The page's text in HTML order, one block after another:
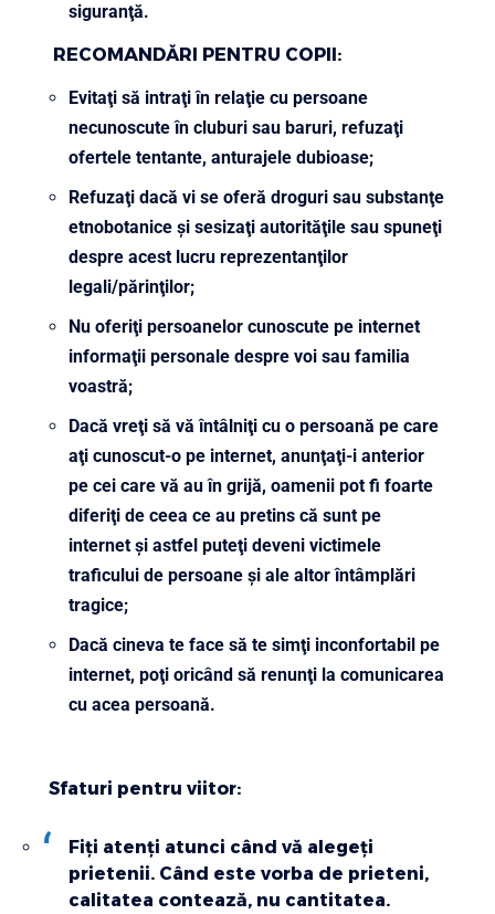
siguranţă.
RECOMANDĂRI PENTRU COPII:
Evitaţi să intraţi în relaţie cu persoane
necunoscute în cluburi sau baruri, refuzaţi
ofertele tentante, anturajele dubioase;
Refuzaţi dacă vi se oferă droguri sau substanţe
etnobotanice şi sesizaţi autorităţile sau spuneţi
despre acest lucru reprezentanţilor
legali/părinţilor;
Nu oferiţi persoanelor cunoscute pe internet
informaţii personale despre voi sau familia
voastră;
Dacă vreţi să vă întâlniţi cu o persoană pe care
aţi cunoscut-o pe internet, anunţaţi-i anterior
pe cei care vă au în grijă, oamenii pot fi foarte
diferiţi de ceea ce au pretins că sunt pe
internet şi astfel puteţi deveni victimele
traficului de persoane şi ale altor întâmplări
tragice;
Dacă cineva te face să te simţi inconfortabil pe
internet, poţi oricând să renunţi la comunicarea
cu acea persoană.
Sfaturi pentru viitor:
Fiţi atenţi atunci când vă alegeţi
prietenii. Când este vorba de prieteni,
calitatea contează, nu cantitatea.